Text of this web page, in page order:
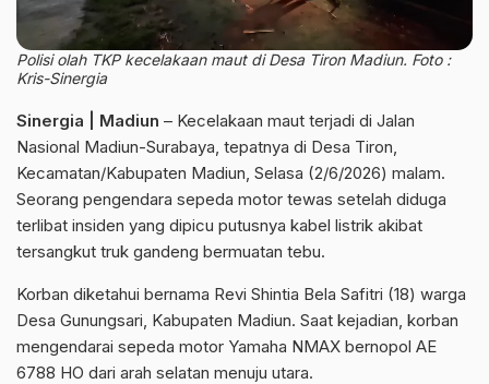
Polisi olah TKP kecelakaan maut di Desa Tiron Madiun. Foto :
Kris-Sinergia
Sinergia | Madiun – Kecelakaan maut terjadi di Jalan
Nasional Madiun-Surabaya, tepatnya di Desa Tiron,
Kecamatan/Kabupaten Madiun, Selasa (2/6/2026) malam.
Seorang pengendara sepeda motor tewas setelah diduga
terlibat insiden yang dipicu putusnya kabel listrik akibat
tersangkut truk gandeng bermuatan tebu.
Korban diketahui bernama Revi Shintia Bela Safitri (18) warga
Desa Gunungsari, Kabupaten Madiun. Saat kejadian, korban
mengendarai sepeda motor Yamaha NMAX bernopol AE
6788 HO dari arah selatan menuju utara.